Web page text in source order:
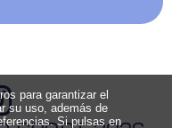
para garantizar el
su uso, además de
Si pulsas en